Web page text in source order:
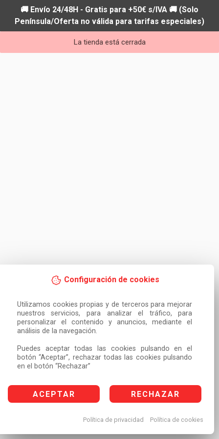
Configuración de cookies
Utilizamos cookies propias y de terceros para mejorar
nuestros servicios, para analizar el tráfico, para
personalizar el contenido y anuncios, mediante el
análisis de la navegación.
Puedes aceptar todas las cookies pulsando en el
botón “Aceptar”, rechazar todas las cookies pulsando
en el botón “Rechazar”
ACEPTAR RECHAZAR
Política de privacidad Política de cookies
🚚 Envío 24/48H - Gratis para +50€ s/IVA 🚚 (Solo
Península/Oferta no válida para tarifas especiales)
La tienda está cerrada